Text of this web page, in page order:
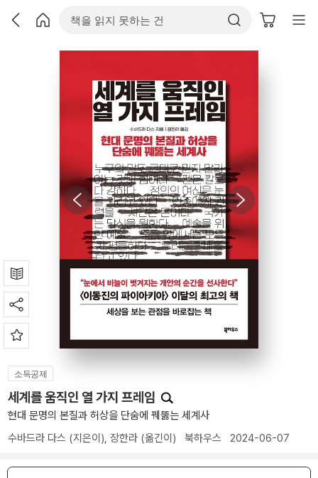
소득공제
세계를 움직인 열 가지 프레임
현대 문명의 본질과 허상을 단숨에 꿰뚫는 세계사
수바드라 다스 (지은이), 장한라 (옮긴이) 북하우스 2024-06-07